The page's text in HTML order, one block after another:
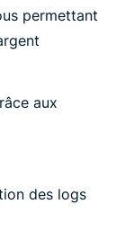
permettant
aux
des logs